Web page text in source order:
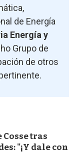
de Energía
Energía y
Grupo de
de otros
tras
"¡Y dale con